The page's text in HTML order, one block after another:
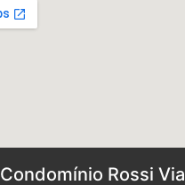
Condomínio Rossi